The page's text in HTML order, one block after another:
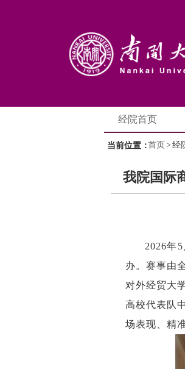
经院首页
当前位置：首页 > 经
我院国际
2026年
办。赛事由
对外经贸大
高校代表队
场表现、精